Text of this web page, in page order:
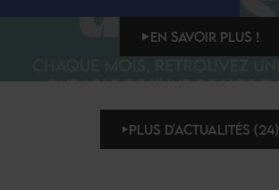
EN SAVOIR PLUS !
PLUS D'ACTUALITÉS (24)